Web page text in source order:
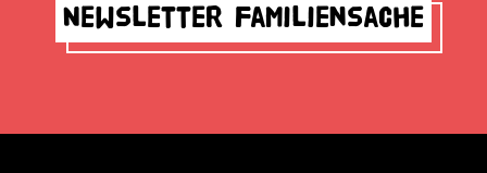
Newsletter Familiensache